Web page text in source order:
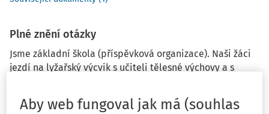
Plné znění otázky
Jsme základní škola (příspěvková organizace). Naši žáci
jezdí na lyžařský výcvik s učiteli tělesné výchovy a s
učitelů tělesné výchovy je i ředitel školy. On nebo jiný
učitel jedou do hor vlastním autem, které je využíváno k
Aby web fungoval jak má (souhlas